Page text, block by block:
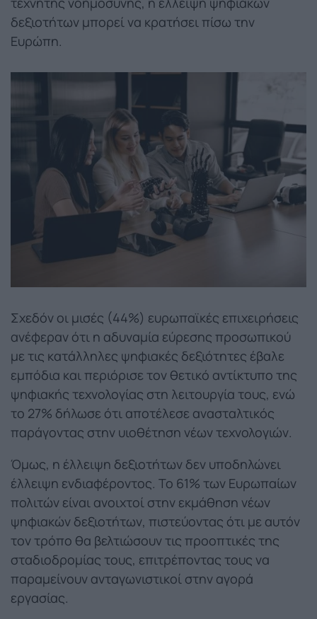
δεξιοτήτων μπορεί να κρατήσει πίσω την
Ευρώπη.
Σχεδόν οι μισές (44%) ευρωπαϊκές επιχειρήσεις
ανέφεραν ότι η αδυναμία εύρεσης προσωπικού
με τις κατάλληλες ψηφιακές δεξιότητες έβαλε
εμπόδια και περιόρισε τον θετικό αντίκτυπο της
ψηφιακής τεχνολογίας στη λειτουργία τους, ενώ
το 27% δήλωσε ότι αποτέλεσε ανασταλτικός
παράγοντας στην υιοθέτηση νέων τεχνολογιών.
Όμως, η έλλειψη δεξιοτήτων δεν υποδηλώνει
έλλειψη ενδιαφέροντος. Το 61% των Ευρωπαίων
πολιτών είναι ανοιχτοί στην εκμάθηση νέων
ψηφιακών δεξιοτήτων, πιστεύοντας ότι με αυτόν
τον τρόπο θα βελτιώσουν τις προοπτικές της
σταδιοδρομίας τους, επιτρέποντας τους να
παραμείνουν ανταγωνιστικοί στην αγορά
εργασίας.